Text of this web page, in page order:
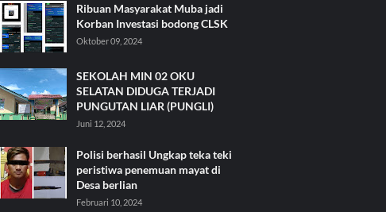
Ribuan Masyarakat Muba jadi
Korban Investasi bodong CLSK
Oktober 09, 2024
SEKOLAH MIN 02 OKU
SELATAN DIDUGA TERJADI
PUNGUTAN LIAR (PUNGLI)
Juni 12, 2024
Polisi berhasil Ungkap teka teki
peristiwa penemuan mayat di
Desa berlian
Februari 10, 2024